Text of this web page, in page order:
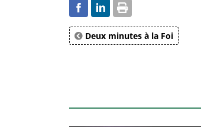
Deux minutes à la Foi